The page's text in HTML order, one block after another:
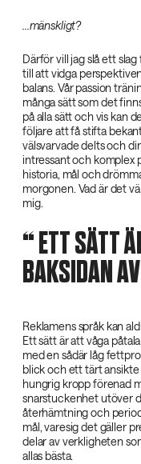
...mänskligt?‌
Därför vill jag slå ett
till att vidga
balans. Vår passion
många sätt som det
på alla sätt och vis kan
följare att få stifta
välsvarvade delts och
intressant och komplex
historia, mål och
morgonen. Vad är det
mig.
ETT SÄTT
BAKSIDAN
Reklamens språk kan
Ett sätt är att våga
med en sådär låg
blick och ett tärt
hungrig kropp förenad
snarstuckenhet utöver
återhämtning och
mål, varesig det gäller
delar av verkligheten
allas bästa.